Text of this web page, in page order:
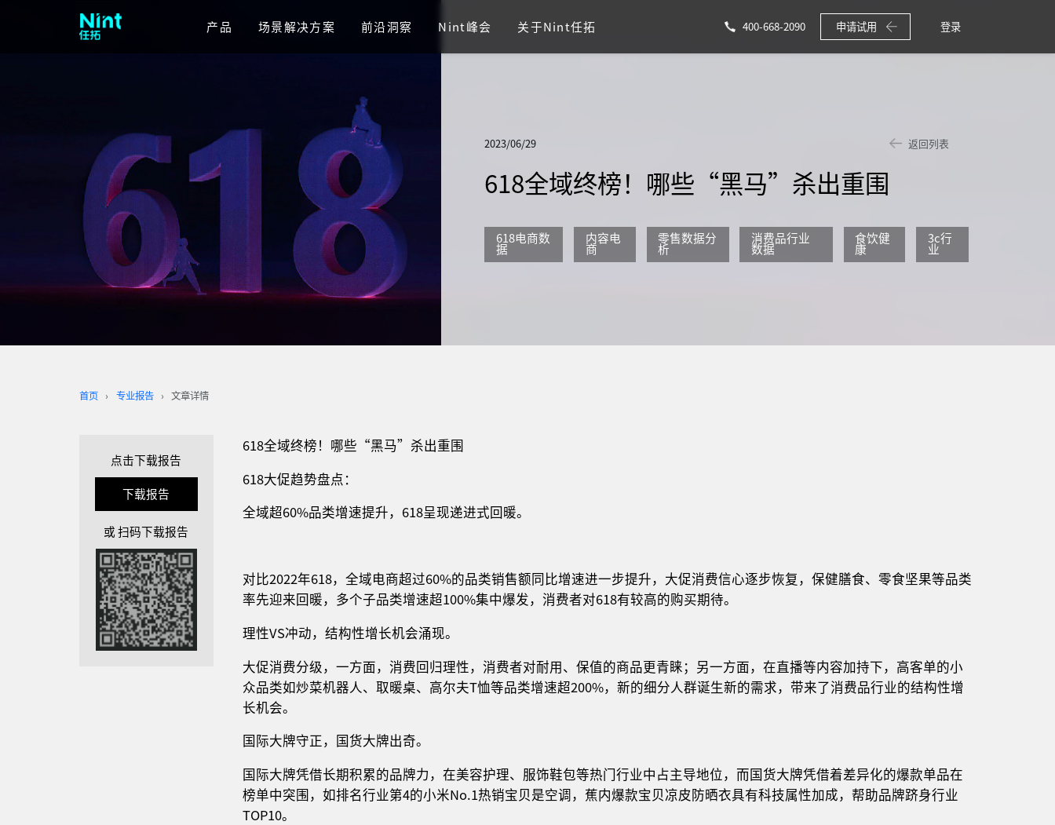
产品 场景解决方案 前沿洞察 Nint峰会 关于Nint任拓 400-668-2090 申请试用 登录
返回列表
2023/06/29
618全域终榜！哪些“黑马”杀出重围
618电商数
据
内容电
商
零售数据分
析
消费品行业
数据
食饮健
康
3c行
业
首页 专业报告 文章详情
点击下载报告
下载报告
或 扫码下载报告
618全域终榜！哪些“黑马”杀出重围
618大促趋势盘点：
全域超60%品类增速提升，618呈现递进式回暖。
对比2022年618，全域电商超过60%的品类销售额同比增速进一步提升，大促消费信心逐步恢复，保健膳食、零食坚果等品类
率先迎来回暖，多个子品类增速超100%集中爆发，消费者对618有较高的购买期待。
理性VS冲动，结构性增长机会涌现。
大促消费分级，一方面，消费回归理性，消费者对耐用、保值的商品更青睐；另一方面，在直播等内容加持下，高客单的小
众品类如炒菜机器人、取暖桌、高尔夫T恤等品类增速超200%，新的细分人群诞生新的需求，带来了消费品行业的结构性增
长机会。
国际大牌守正，国货大牌出奇。
国际大牌凭借长期积累的品牌力，在美容护理、服饰鞋包等热门行业中占主导地位，而国货大牌凭借着差异化的爆款单品在
榜单中突围，如排名行业第4的小米No.1热销宝贝是空调，蕉内爆款宝贝凉皮防晒衣具有科技属性加成，帮助品牌跻身行业
TOP10。